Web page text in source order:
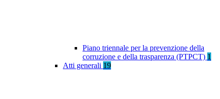
Piano triennale per la prevenzione della
corruzione e della trasparenza (PTPCT) 1
Atti generali 19